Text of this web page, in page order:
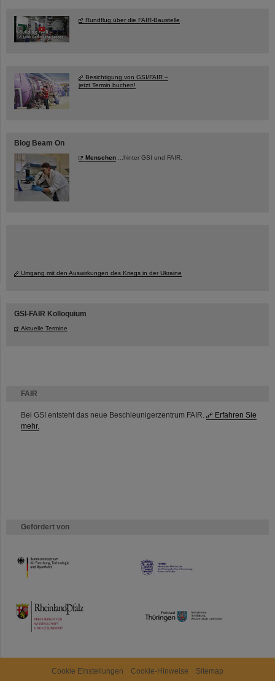
FAIR
Bei GSI entsteht das neue Beschleunigerzentrum FAIR.
Erfahren Sie
mehr.
Gefördert von
HMWK
TMWWDG
Rundflug über die FAIR-Baustelle
Besichtigung von GSI/FAIR –
jetzt Termin buchen!
Blog Beam On
Menschen ...hinter GSI und FAIR.
Umgang mit den Auswirkungen des Kriegs in der Ukraine
GSI-FAIR Kolloquium
Aktuelle Termine
Cookie Einstellungen Cookie-Hinweise Sitemap